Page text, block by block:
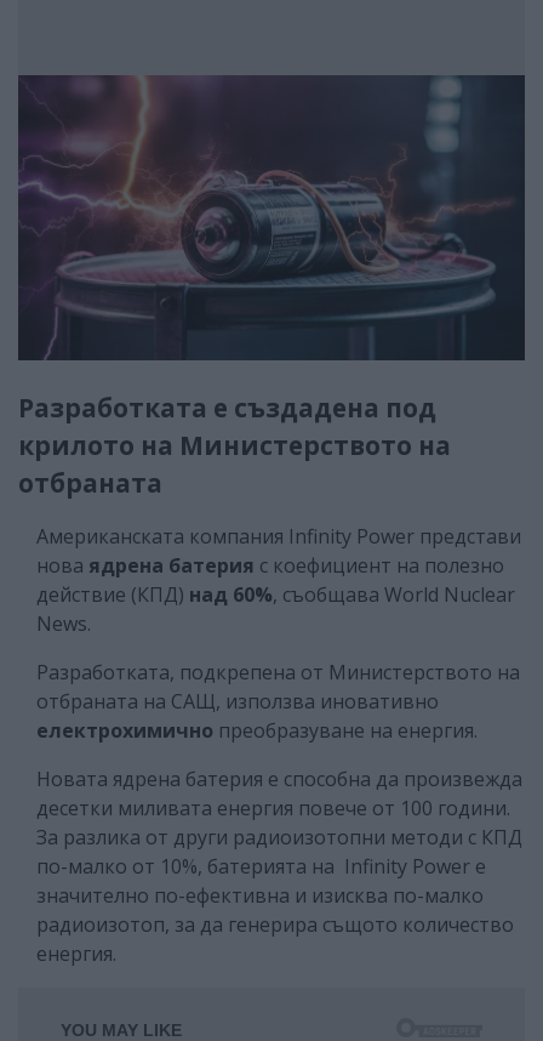
Разработката е създадена под
крилото на Министерството на
отбраната
Американската компания Infinity Power представи
нова ядрена батерия с коефициент на полезно
действие (КПД) над 60%, съобщава World Nuclear
News.
Разработката, подкрепена от Министерството на
отбраната на САЩ, използва иновативно
електрохимично преобразуване на енергия.
Новата ядрена батерия е способна да произвежда
десетки миливата енергия повече от 100 години.
За разлика от други радиоизотопни методи с КПД
по-малко от 10%, батерията на Infinity Power е
значително по-ефективна и изисква по-малко
радиоизотоп, за да генерира същото количество
енергия.